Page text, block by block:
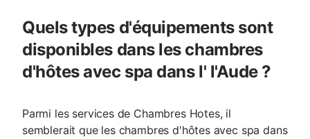
Quels types d'équipements sont
disponibles dans les chambres
d'hôtes avec spa dans l' l'Aude ?
Parmi les services de Chambres Hotes, il
semblerait que les chambres d'hôtes avec spa dans